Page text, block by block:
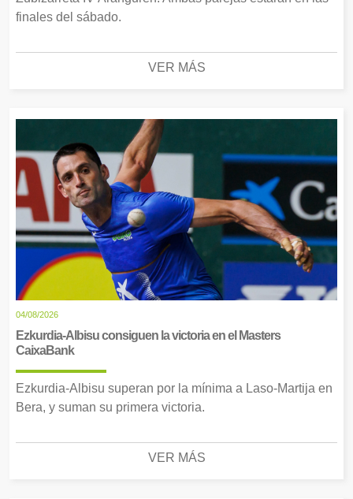
finales del sábado.
VER MÁS
04/08/2026
Ezkurdia-Albisu consiguen la victoria en el Masters
CaixaBank
Ezkurdia-Albisu superan por la mínima a Laso-Martija en
Bera, y suman su primera victoria.
VER MÁS